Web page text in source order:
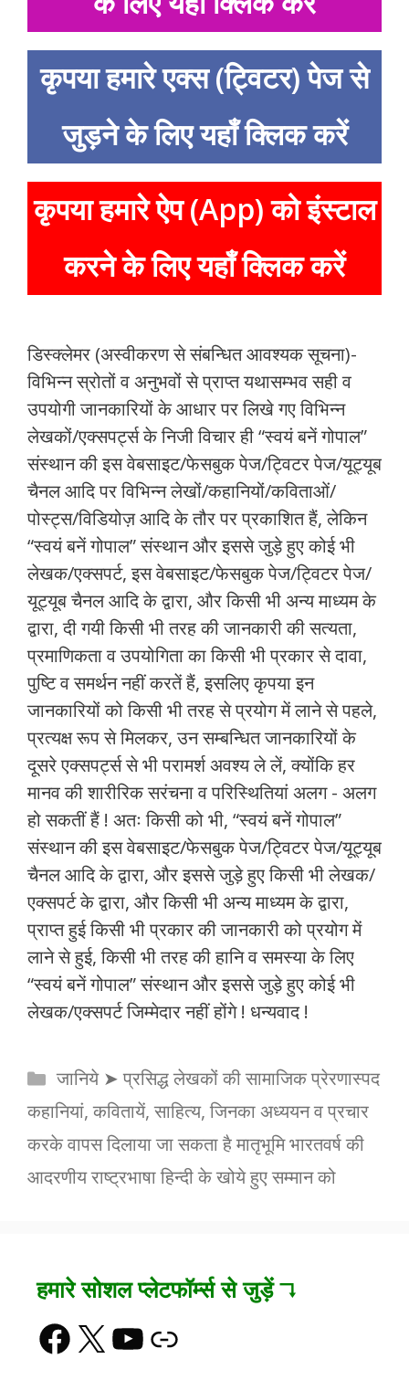
कृपया हमारे एक्स (ट्विटर) पेज से
जुड़ने के लिए यहाँ क्लिक करें
कृपया हमारे ऐप (App) को इंस्टाल
करने के लिए यहाँ क्लिक करें
डिस्क्लेमर (अस्वीकरण से संबन्धित आवश्यक सूचना)-
विभिन्न स्रोतों व अनुभवों से प्राप्त यथासम्भव सही व
उपयोगी जानकारियों के आधार पर लिखे गए विभिन्न
लेखकों/एक्सपर्ट्स के निजी विचार ही “स्वयं बनें गोपाल”
संस्थान की इस वेबसाइट/फेसबुक पेज/ट्विटर पेज/यूट्यूब
चैनल आदि पर विभिन्न लेखों/कहानियों/कविताओं/
पोस्ट्स/विडियोज़ आदि के तौर पर प्रकाशित हैं, लेकिन
“स्वयं बनें गोपाल” संस्थान और इससे जुड़े हुए कोई भी
लेखक/एक्सपर्ट, इस वेबसाइट/फेसबुक पेज/ट्विटर पेज/
यूट्यूब चैनल आदि के द्वारा, और किसी भी अन्य माध्यम के
द्वारा, दी गयी किसी भी तरह की जानकारी की सत्यता,
प्रमाणिकता व उपयोगिता का किसी भी प्रकार से दावा,
पुष्टि व समर्थन नहीं करतें हैं, इसलिए कृपया इन
जानकारियों को किसी भी तरह से प्रयोग में लाने से पहले,
प्रत्यक्ष रूप से मिलकर, उन सम्बन्धित जानकारियों के
दूसरे एक्सपर्ट्स से भी परामर्श अवश्य ले लें, क्योंकि हर
मानव की शारीरिक सरंचना व परिस्थितियां अलग - अलग
हो सकतीं हैं ! अतः किसी को भी, “स्वयं बनें गोपाल”
संस्थान की इस वेबसाइट/फेसबुक पेज/ट्विटर पेज/यूट्यूब
चैनल आदि के द्वारा, और इससे जुड़े हुए किसी भी लेखक/
एक्सपर्ट के द्वारा, और किसी भी अन्य माध्यम के द्वारा,
प्राप्त हुई किसी भी प्रकार की जानकारी को प्रयोग में
लाने से हुई, किसी भी तरह की हानि व समस्या के लिए
“स्वयं बनें गोपाल” संस्थान और इससे जुड़े हुए कोई भी
लेखक/एक्सपर्ट जिम्मेदार नहीं होंगे ! धन्यवाद !
Categories
जानिये ➤ प्रसिद्ध लेखकों की सामाजिक प्रेरणास्पद
कहानियां, कवितायें, साहित्य, जिनका अध्ययन व प्रचार
करके वापस दिलाया जा सकता है मातृभूमि भारतवर्ष की
आदरणीय राष्ट्रभाषा हिन्दी के खोये हुए सम्मान को
हमारे सोशल प्लेटफॉर्म्स से जुड़ें ↴
Facebook
X YouTube
Link